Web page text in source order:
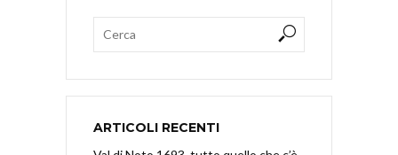
ARTICOLI RECENTI